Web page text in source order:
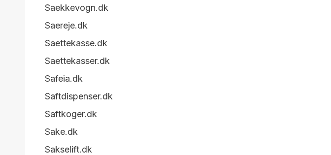
Saekkevogn.dk
Saereje.dk
Saettekasse.dk
Saettekasser.dk
Safeia.dk
Saftdispenser.dk
Saftkoger.dk
Sake.dk
Sakselift.dk